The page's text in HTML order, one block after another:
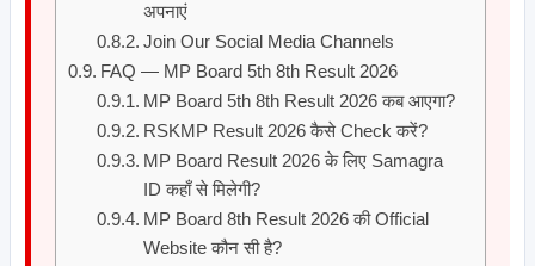
अपनाएं
Join Our Social Media Channels
FAQ — MP Board 5th 8th Result 2026
MP Board 5th 8th Result 2026 कब आएगा?
RSKMP Result 2026 कैसे Check करें?
MP Board Result 2026 के लिए Samagra
ID कहाँ से मिलेगी?
MP Board 8th Result 2026 की Official
Website कौन सी है?